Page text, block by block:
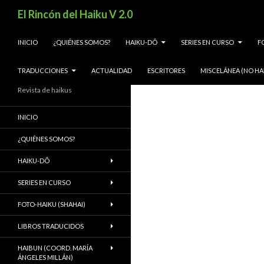
El Rincón del Haiku V 2.0
INICIO
¿QUIÉNES SOMOS? HAIKU-DÔ SERIES EN CURSO
TRADUCCIONES ACTUALIDAD ESCRITORES MISCELÁNEA (NO
Revista de haikus
INICIO
¿QUIÉNES SOMOS?
HAIKU-DÔ
SERIES EN CURSO
FOTO-HAIKU (SHAHAI)
LIBROS TRADUCIDOS
HAIBUN (COORD. MARÍA
ÁNGELES MILLÁN)